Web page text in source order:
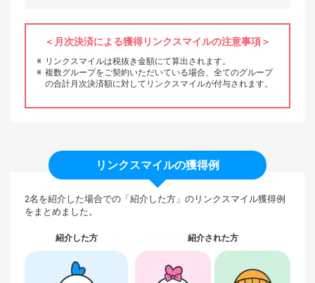
月次決済による獲得リンクスマイルの注意事項
リンクスマイルは税抜き金額にて算出されます。
複数グループをご契約いただいている場合、全てのグループ
の合計月次決済額に対してリンクスマイルが付与されます。
リンクスマイルの獲得例
2名を紹介した場合での「紹介した方」のリンクスマイル獲得例
をまとめました。
紹介した方 紹介された方